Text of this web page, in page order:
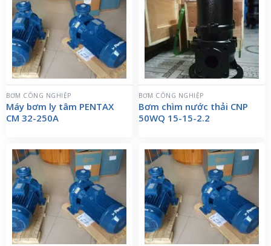
BƠM CÔNG NGHIỆP
Máy bơm ly tâm PENTAX
CM 32-250A
BƠM CÔNG NGHIỆP
Bơm chìm nước thải CNP
50WQ 15-15-2.2